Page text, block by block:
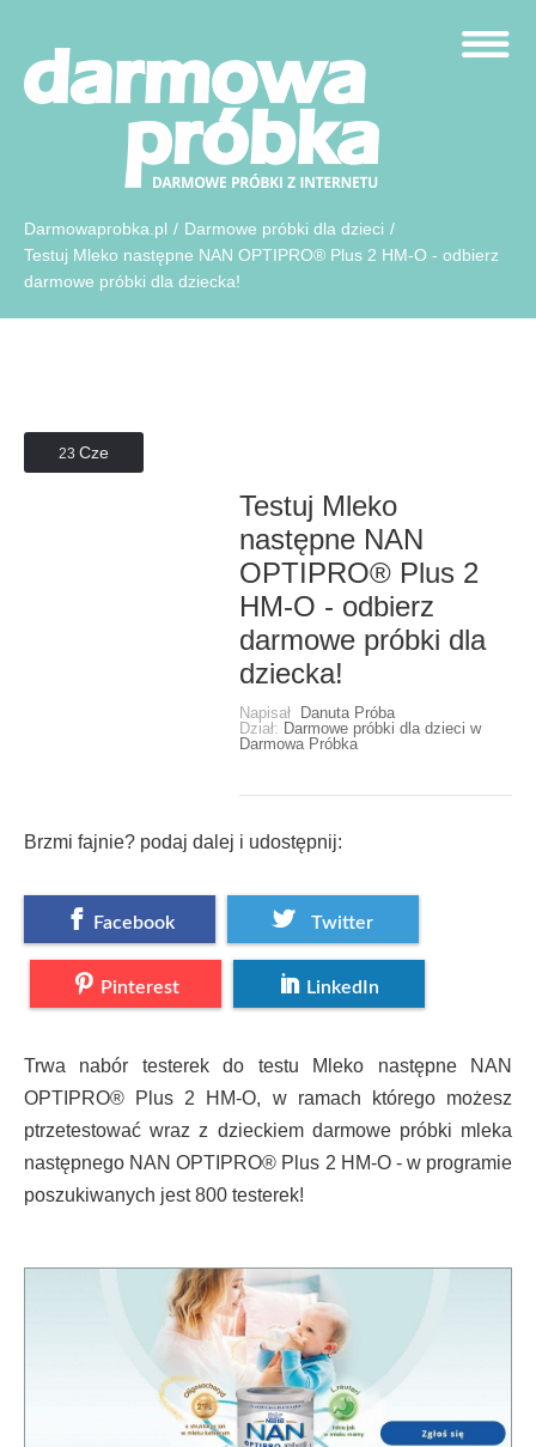
Darmowaprobka.pl / Darmowe próbki dla dzieci /
Testuj Mleko następne NAN OPTIPRO® Plus 2 HM-O - odbierz
darmowe próbki dla dziecka!
23 Cze
Testuj Mleko
następne NAN
OPTIPRO® Plus 2
HM-O - odbierz
darmowe próbki dla
dziecka!
Napisał
Danuta Próba
Dział: Darmowe próbki dla dzieci w
Darmowa Próbka
Brzmi fajnie? podaj dalej i udostępnij:
Facebook Twitter
Pinterest LinkedIn
Trwa nabór testerek do testu Mleko następne NAN
OPTIPRO® Plus 2 HM-O, w ramach którego możesz
ptrzetestować wraz z dzieckiem darmowe próbki mleka
następnego NAN OPTIPRO® Plus 2 HM-O - w programie
poszukiwanych jest 800 testerek!